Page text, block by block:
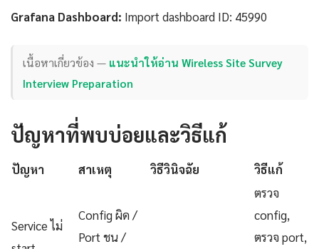
Grafana Dashboard: Import dashboard ID: 45990
เนื้อหาเกี่ยวข้อง — แนะนำให้อ่าน Wireless Site Survey
Interview Preparation
ปัญหาที่พบบ่อยและวิธีแก้
ปัญหา สาเหตุ วิธีวินิจฉัย วิธีแก้
Service ไม่
Config ผิด /
Port ชน /
ตรวจ
config,
ตรวจ port,